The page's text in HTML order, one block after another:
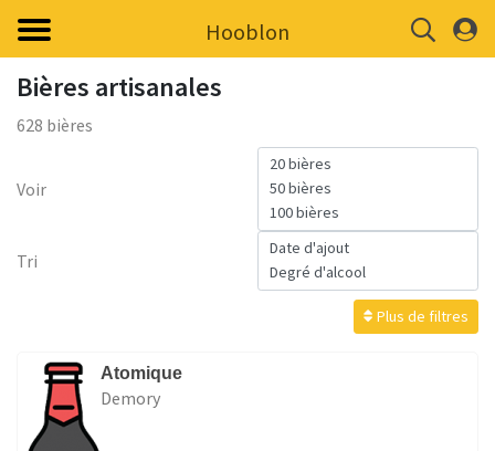
Hooblon
Bières artisanales
628 bières
Voir
Tri
Plus de filtres
Atomique
Demory